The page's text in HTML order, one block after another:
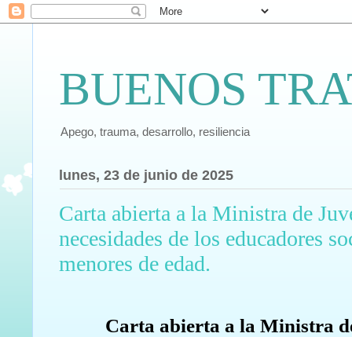
BUENOS
Apego, trauma, desarrollo, resiliencia
lunes, 23 de junio de 2025
Carta abierta a la Ministra de
necesidades de los educadores
menores de edad.
Carta abierta a la Ministra